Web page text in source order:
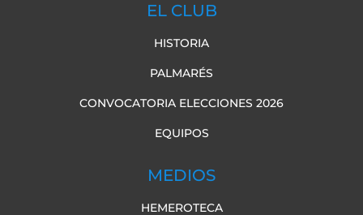
EL CLUB
HISTORIA
PALMARÉS
CONVOCATORIA ELECCIONES 2026
EQUIPOS
MEDIOS
HEMEROTECA